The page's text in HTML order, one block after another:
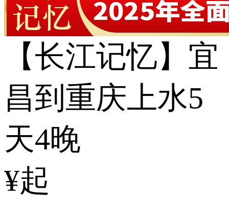
【长江记忆】宜
昌到重庆上水5
天4晚
¥起